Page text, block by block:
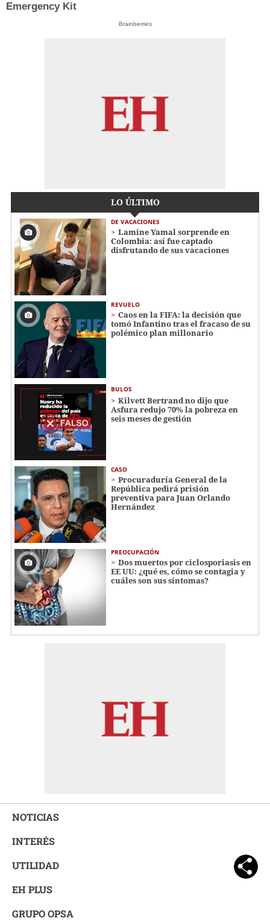
Emergency Kit
Brainberries
LO ÚLTIMO
DE VACACIONES
Lamine Yamal sorprende en
Colombia: así fue captado
disfrutando de sus vacaciones
REVUELO
Caos en la FIFA: la decisión que
tomó Infantino tras el fracaso de su
polémico plan millonario
BULOS
Kilvett Bertrand no dijo que
Asfura redujo 70% la pobreza en
seis meses de gestión
CASO
Procuraduría General de la
República pedirá prisión
preventiva para Juan Orlando
Hernández
PREOCUPACIÓN
Dos muertos por ciclosporiasis en
EE UU: ¿qué es, cómo se contagia y
cuáles son sus síntomas?
NOTICIAS
INTERÉS
UTILIDAD
EH PLUS
GRUPO OPSA